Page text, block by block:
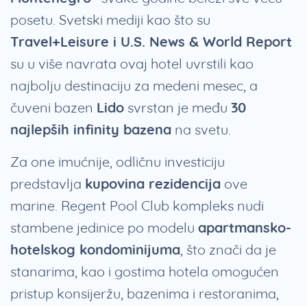
posetu. Svetski mediji kao što su
Travel+Leisure i U.S. News & World Report
su u više navrata ovaj hotel uvrstili kao
najbolju destinaciju za medeni mesec, a
čuveni bazen Lido svrstan je među 30
najlepših infinity bazena na svetu.
Za one imućnije, odličnu investiciju
predstavlja kupovina rezidencija ove
marine. Regent Pool Club kompleks nudi
stambene jedinice po modelu apartmansko-
hotelskog kondominijuma, što znači da je
stanarima, kao i gostima hotela omogućen
pristup konsijeržu, bazenima i restoranima,